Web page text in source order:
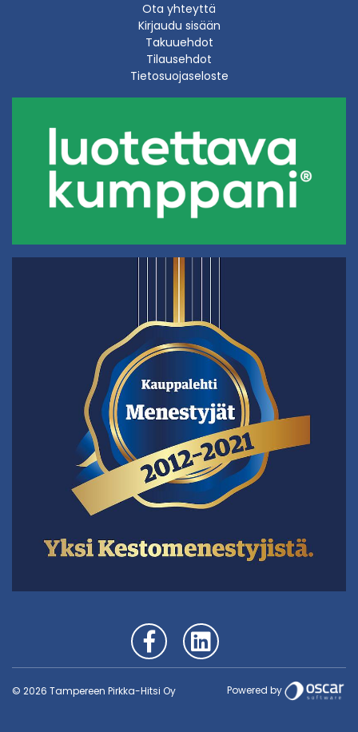
Ota yhteyttä
Kirjaudu sisään
Takuuehdot
Tilausehdot
Tietosuojaseloste
© 2026 Tampereen Pirkka-Hitsi Oy Powered by